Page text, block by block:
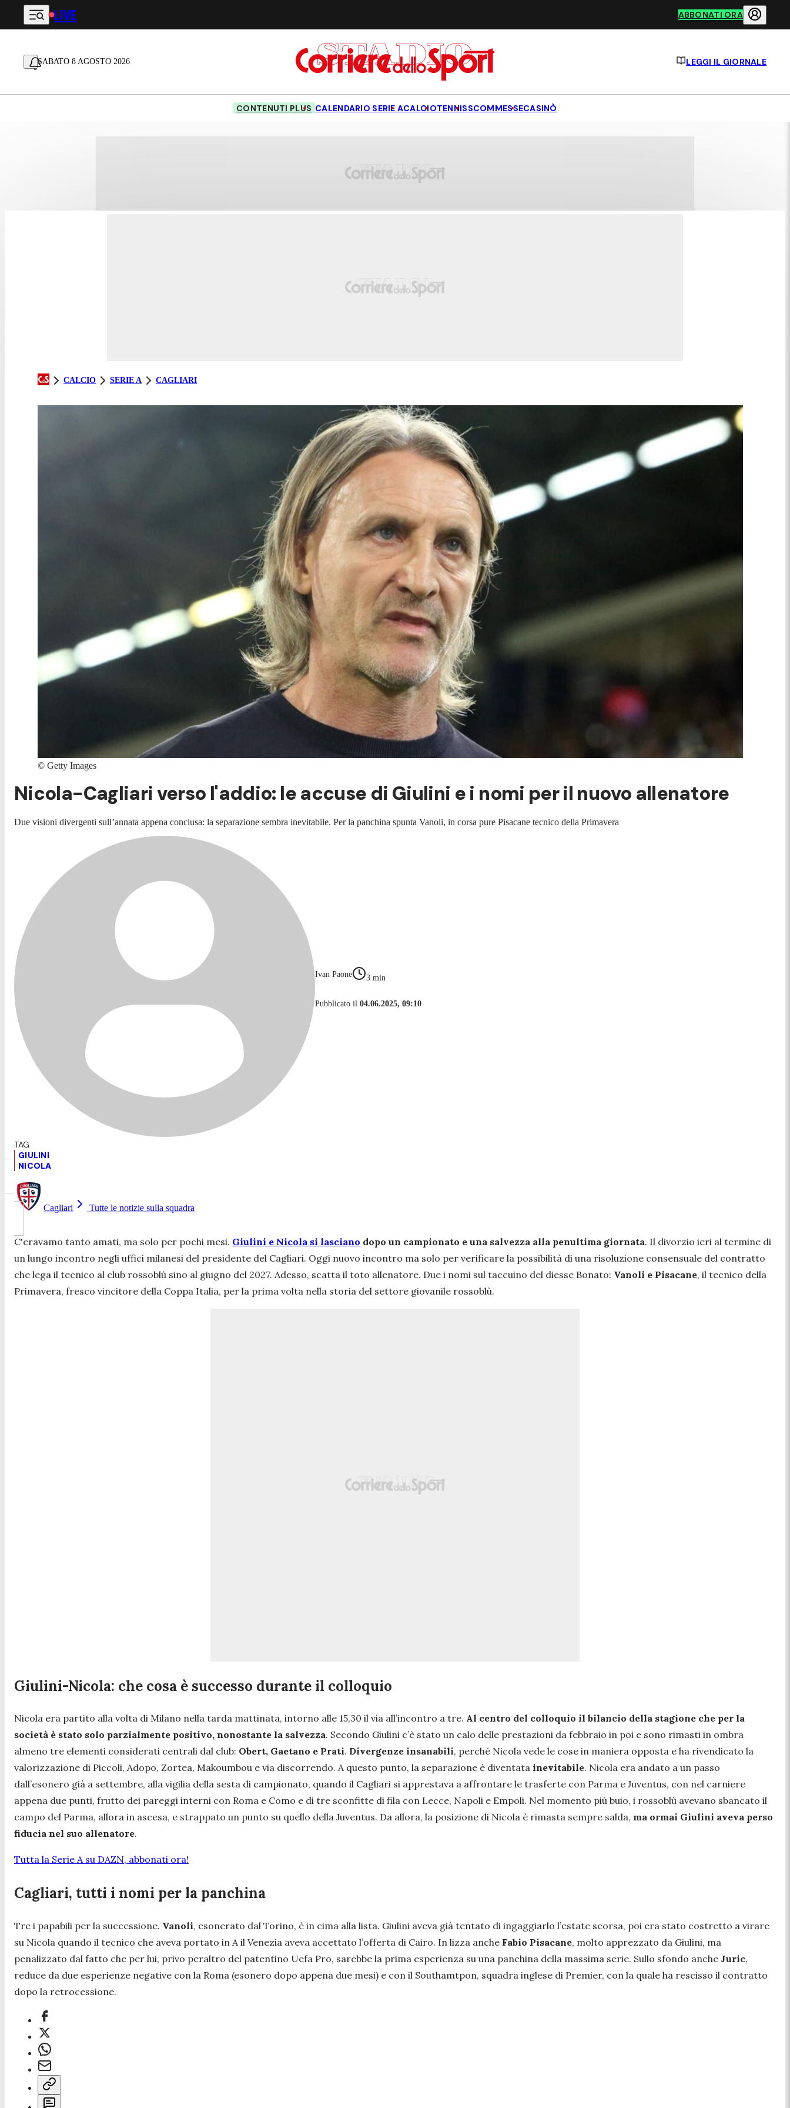
Vai al contenuto principale
LIVE ABBONATI ORA
SABATO 8 AGOSTO 2026 LEGGI IL GIORNALE
CONTENUTI PLUS CALENDARIO SERIE ACALCIOTENNISSCOMMESSECASINÒ
CALCIO SERIE A CAGLIARI
© Getty Images
Nicola-Cagliari verso l'addio: le accuse di Giulini e i nomi per il nuovo allenatore
Due visioni divergenti sull’annata appena conclusa: la separazione sembra inevitabile. Per la panchina spunta Vanoli, in corsa pure Pisacane tecnico della Primavera
Ivan Paone 3 min
Pubblicato il 04.06.2025, 09:10
GIULINI
NICOLA
Cagliari Tutte le notizie sulla squadra
C'eravamo tanto amati, ma solo per pochi mesi. Giulini e Nicola si lasciano dopo un campionato e una salvezza alla penultima giornata. Il divorzio ieri al termine di
un lungo incontro negli uffici milanesi del presidente del Cagliari. Oggi nuovo incontro ma solo per verificare la possibilità di una risoluzione consensuale del contratto
che lega il tecnico al club rossoblù sino al giugno del 2027. Adesso, scatta il toto allenatore. Due i nomi sul taccuino del diesse Bonato: Vanoli e Pisacane, il tecnico della
Primavera, fresco vincitore della Coppa Italia, per la prima volta nella storia del settore giovanile rossoblù.
Giulini-Nicola: che cosa è successo durante il colloquio
Nicola era partito alla volta di Milano nella tarda mattinata, intorno alle 15,30 il via all’incontro a tre. Al centro del colloquio il bilancio della stagione che per la
società è stato solo parzialmente positivo, nonostante la salvezza. Secondo Giulini c’è stato un calo delle prestazioni da febbraio in poi e sono rimasti in ombra
almeno tre elementi considerati centrali dal club: Obert, Gaetano e Prati. Divergenze insanabili, perché Nicola vede le cose in maniera opposta e ha rivendicato la
valorizzazione di Piccoli, Adopo, Zortea, Makoumbou e via discorrendo. A questo punto, la separazione è diventata inevitabile. Nicola era andato a un passo
dall’esonero già a settembre, alla vigilia della sesta di campionato, quando il Cagliari si apprestava a affrontare le trasferte con Parma e Juventus, con nel carniere
appena due punti, frutto dei pareggi interni con Roma e Como e di tre sconfitte di fila con Lecce, Napoli e Empoli. Nel momento più buio, i rossoblù avevano sbancato il
campo del Parma, allora in ascesa, e strappato un punto su quello della Juventus. Da allora, la posizione di Nicola è rimasta sempre salda, ma ormai Giulini aveva perso
fiducia nel suo allenatore.
Tutta la Serie A su DAZN, abbonati ora!
Cagliari, tutti i nomi per la panchina
Tre i papabili per la successione. Vanoli, esonerato dal Torino, è in cima alla lista. Giulini aveva già tentato di ingaggiarlo l’estate scorsa, poi era stato costretto a virare
su Nicola quando il tecnico che aveva portato in A il Venezia aveva accettato l’offerta di Cairo. In lizza anche Fabio Pisacane, molto apprezzato da Giulini, ma
penalizzato dal fatto che per lui, privo peraltro del patentino Uefa Pro, sarebbe la prima esperienza su una panchina della massima serie. Sullo sfondo anche Juric,
reduce da due esperienze negative con la Roma (esonero dopo appena due mesi) e con il Southamtpon, squadra inglese di Premier, con la quale ha rescisso il contratto
dopo la retrocessione.